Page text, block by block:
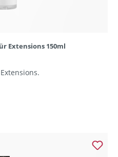
Extensions 150ml